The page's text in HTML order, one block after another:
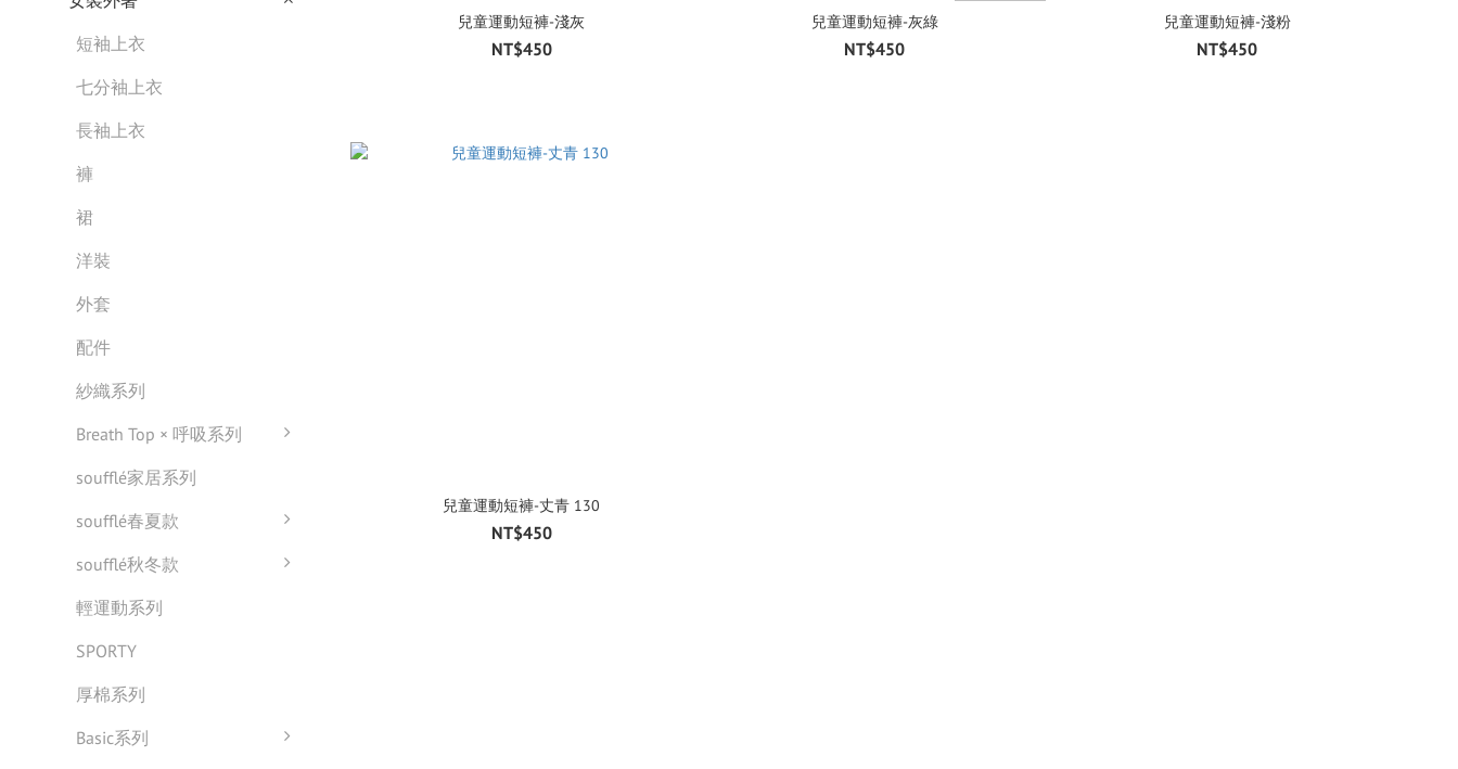
短袖上衣
七分袖上衣
長袖上衣
褲
裙
洋裝
外套
配件
紗織系列
Breath Top × 呼吸系列
soufflé家居系列
soufflé春夏款
soufflé秋冬款
輕運動系列
SPORTY
厚棉系列
Basic系列
兒童運動短褲-淺灰
NT$450
兒童運動短褲-灰綠
NT$450
兒童運動短褲-淺粉
NT$450
兒童運動短褲-丈青 130
NT$450